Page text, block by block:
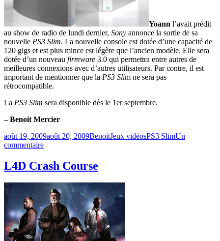
Yoann l’avait prédit
au show de radio de lundi dernier, Sony annonce la sortie de sa
nouvelle PS3 Slim. La nouvelle console est dotée d’une capacité de
120 gigs et est plus mince est légère que l’ancien modèle. Elle sera
dotée d’un nouveau firmware 3.0 qui permettra entre autres de
meilleures connexions avec d’autres utilisateurs. Par contre, il est
important de mentionner que la PS3 Slim ne sera pas
rétrocompatible.
La PS3 Slim sera disponible dès le 1er septembre.
– Benoit Mercier
Publié
le
août 19, 2009août 20, 2009BenoitCatégories
Jeux vidéosÉtiquettes
PS3 SlimUn
commentairesur
Slim
L4D Crash Course